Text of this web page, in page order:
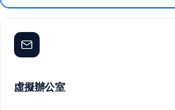
虛擬辦公室